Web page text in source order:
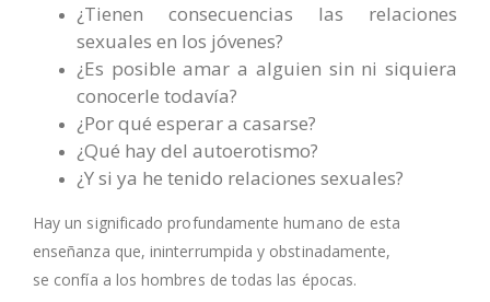
¿Tienen consecuencias las relaciones
sexuales en los jóvenes?
¿Es posible amar a alguien sin ni siquiera
conocerle todavía?
¿Por qué esperar a casarse?
¿Qué hay del autoerotismo?
¿Y si ya he tenido relaciones sexuales?
Hay un significado profundamente humano de esta
enseñanza que, ininterrumpida y obstinadamente,
se confía a los hombres de todas las épocas.